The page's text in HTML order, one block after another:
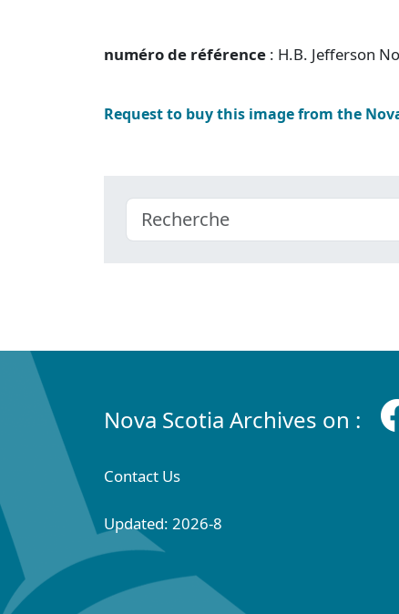
numéro de référence : H.B. Jefferson
Request to buy this image from the
Nova Scotia Archives on :
Contact Us
Updated: 2026-8